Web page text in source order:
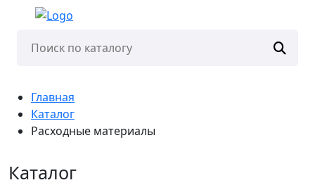
Главная
Каталог
Расходные материалы
Каталог